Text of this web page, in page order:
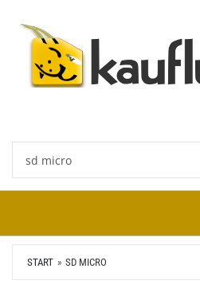
Hauptinhalt
springen
START SD MICRO